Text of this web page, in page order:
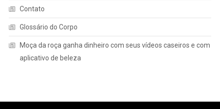
Contato
Glossário do Corpo
Moça da roça ganha dinheiro com seus vídeos caseiros e com
aplicativo de beleza